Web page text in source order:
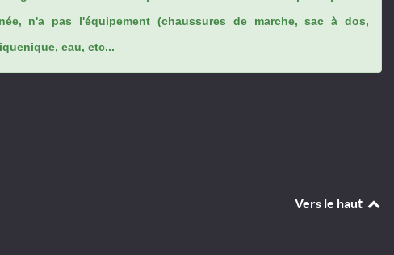
n'a pas l'équipement (chaussures de marche, sac à dos,
eau, etc...
Vers le haut